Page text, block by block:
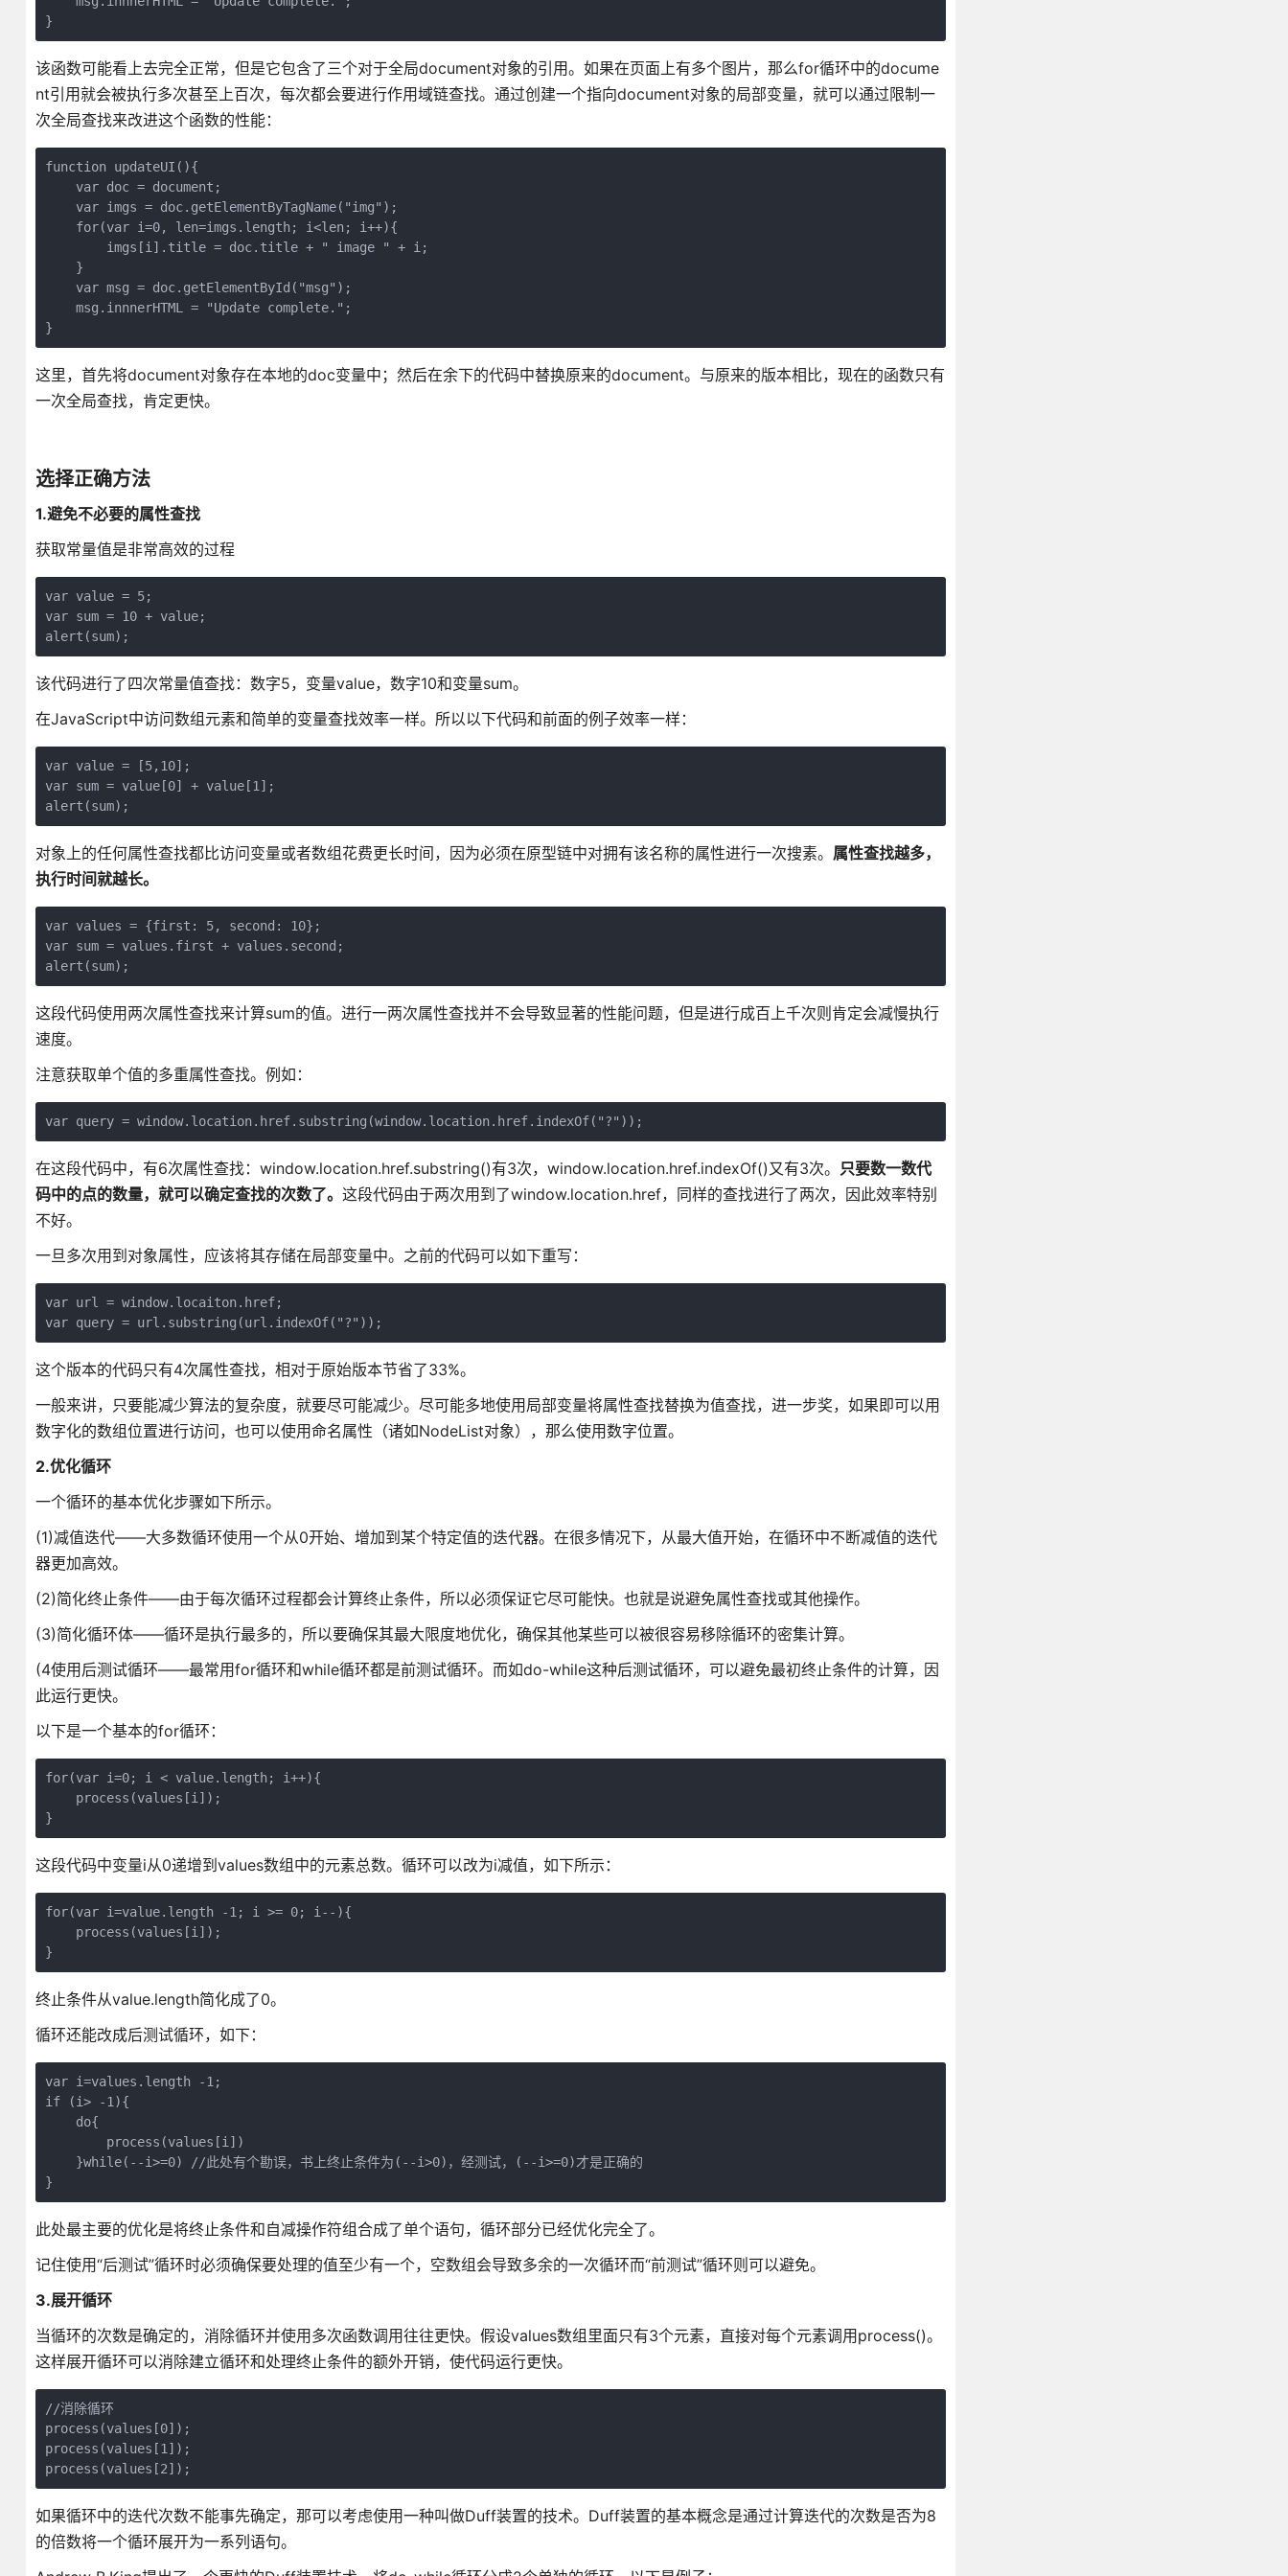
}
该函数可能看上去完全正常，但是它包含了三个对于全局document对象的引用。如果在页面上有多个图片，那么for循环中的docume
nt引用就会被执行多次甚至上百次，每次都会要进行作用域链查找。通过创建一个指向document对象的局部变量，就可以通过限制一
次全局查找来改进这个函数的性能：
function updateUI(){
    var doc = document;
    var imgs = doc.getElementByTagName("img");
    for(var i=0, len=imgs.length; i<len; i++){
        imgs[i].title = doc.title + " image " + i;
    }
    var msg = doc.getElementById("msg");
    msg.innnerHTML = "Update complete.";
}
这里，首先将document对象存在本地的doc变量中；然后在余下的代码中替换原来的document。与原来的版本相比，现在的函数只有
一次全局查找，肯定更快。
选择正确方法
1.避免不必要的属性查找
获取常量值是非常高效的过程
var value = 5;
var sum = 10 + value;
alert(sum);
该代码进行了四次常量值查找：数字5，变量value，数字10和变量sum。
在JavaScript中访问数组元素和简单的变量查找效率一样。所以以下代码和前面的例子效率一样：
var value = [5,10];
var sum = value[0] + value[1];
alert(sum);
对象上的任何属性查找都比访问变量或者数组花费更长时间，因为必须在原型链中对拥有该名称的属性进行一次搜素。 属性查找越多，
执行时间就越长。
var values = {first: 5, second: 10};
var sum = values.first + values.second;
alert(sum);
这段代码使用两次属性查找来计算sum的值。进行一两次属性查找并不会导致显著的性能问题，但是进行成百上千次则肯定会减慢执行
速度。
注意获取单个值的多重属性查找。例如：
var query = window.location.href.substring(window.location.href.indexOf("?"));
在这段代码中，有6次属性查找：window.location.href.substring()有3次，window.location.href.indexOf()又有3次。 只要数一数代
码中的点的数量，就可以确定查找的次数了。 这段代码由于两次用到了window.location.href，同样的查找进行了两次，因此效率特别
不好。
一旦多次用到对象属性，应该将其存储在局部变量中。之前的代码可以如下重写：
var url = window.locaiton.href;
var query = url.substring(url.indexOf("?"));
这个版本的代码只有4次属性查找，相对于原始版本节省了33%。
一般来讲，只要能减少算法的复杂度，就要尽可能减少。尽可能多地使用局部变量将属性查找替换为值查找，进一步奖，如果即可以用
数字化的数组位置进行访问，也可以使用命名属性（诸如NodeList对象），那么使用数字位置。
2.优化循环
一个循环的基本优化步骤如下所示。
(1)减值迭代——大多数循环使用一个从0开始、增加到某个特定值的迭代器。在很多情况下，从最大值开始，在循环中不断减值的迭代
器更加高效。
(2)简化终止条件——由于每次循环过程都会计算终止条件，所以必须保证它尽可能快。也就是说避免属性查找或其他操作。
(3)简化循环体——循环是执行最多的，所以要确保其最大限度地优化，确保其他某些可以被很容易移除循环的密集计算。
(4使用后测试循环——最常用for循环和while循环都是前测试循环。而如do-while这种后测试循环，可以避免最初终止条件的计算，因
此运行更快。
以下是一个基本的for循环：
for(var i=0; i < value.length; i++){
    process(values[i]);
}
这段代码中变量i从0递增到values数组中的元素总数。循环可以改为i减值，如下所示：
for(var i=value.length -1; i >= 0; i--){
    process(values[i]);
}
终止条件从value.length简化成了0。
循环还能改成后测试循环，如下：
var i=values.length -1;
if (i> -1){
    do{
        process(values[i])
    }while(--i>=0) //此处有个勘误，书上终止条件为(--i>0)，经测试，(--i>=0)才是正确的
}
此处最主要的优化是将终止条件和自减操作符组合成了单个语句，循环部分已经优化完全了。
记住使用“后测试”循环时必须确保要处理的值至少有一个，空数组会导致多余的一次循环而“前测试”循环则可以避免。
3.展开循环
当循环的次数是确定的，消除循环并使用多次函数调用往往更快。假设values数组里面只有3个元素，直接对每个元素调用process()。
这样展开循环可以消除建立循环和处理终止条件的额外开销，使代码运行更快。
//消除循环
process(values[0]);
process(values[1]);
process(values[2]);
如果循环中的迭代次数不能事先确定，那可以考虑使用一种叫做Duff装置的技术。Duff装置的基本概念是通过计算迭代的次数是否为8
的倍数将一个循环展开为一系列语句。